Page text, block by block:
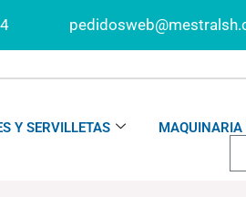
Y SERVILLETAS
MAQUINARIA